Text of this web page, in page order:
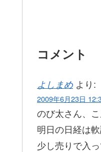
コメント
よしまめ より:
2009年6月23日
のび太さん、こ
明日の日経は
少し売りで入